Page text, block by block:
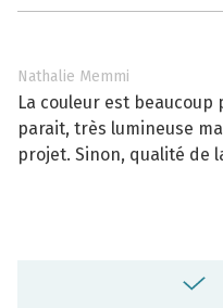
Nathalie Memmi
La couleur est
parait, très lumineuse
projet. Sinon, qualité de